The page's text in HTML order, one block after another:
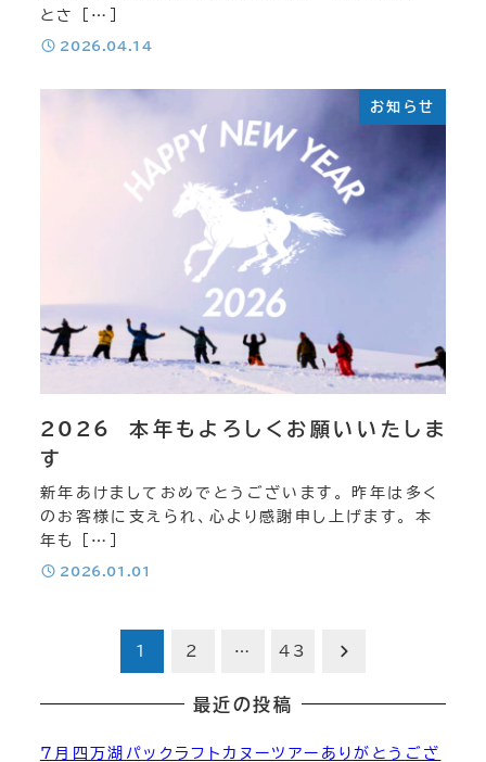
とさ […]
投稿日
2026.04.14
お知らせ
2026 本年もよろしくお願いいたしま
す
新年あけましておめでとうございます。 昨年は多く
のお客様に支えられ、心より感謝申し上げます。 本
年も […]
投稿日
2026.01.01
稿
の
1 2 … 43
最近の投稿
7月四万湖パックラフトカヌーツアーありがとうござ